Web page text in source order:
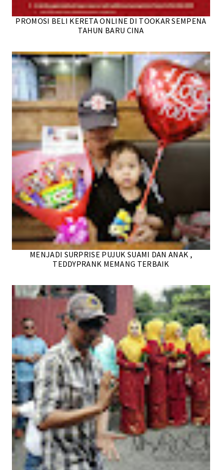
PROMOSI BELI KERETA ONLINE DI TOOKAR SEMPENA
TAHUN BARU CINA
MENJADI SURPRISE PUJUK SUAMI DAN ANAK ,
TEDDYPRANK MEMANG TERBAIK